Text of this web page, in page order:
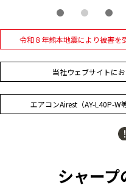
令和８年熊本地震により被害を
当社ウェブサイトに
エアコンAirest（AY-L40P-
シャー